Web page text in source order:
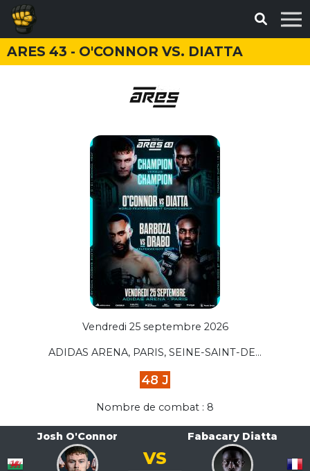
ARES 43 - O'CONNOR VS. DIATTA
Vendredi 25 septembre 2026
ADIDAS ARENA, PARIS, SEINE-SAINT-DE...
48 J
Nombre de combat : 8
Josh O'Connor Fabacary Diatta
VS